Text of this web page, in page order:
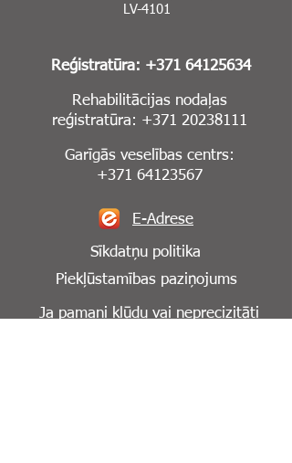
LV-4101
Reģistratūra: +371 64125634
Rehabilitācijas nodaļas
reģistratūra: +371 20238111
Garīgās veselības centrs:
+371 64123567
E-Adrese
Sīkdatņu politika
Piekļūstamības paziņojums
Ja pamani kļūdu vai neprecizitāti